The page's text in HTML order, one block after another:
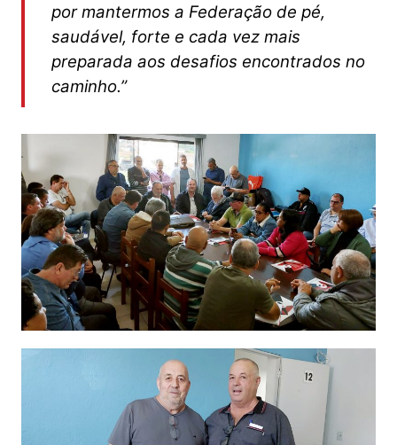
por mantermos a Federação de pé,
saudável, forte e cada vez mais
preparada aos desafios encontrados no
caminho.”